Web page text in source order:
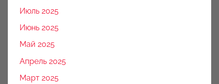
Июль 2025
Июнь 2025
Май 2025
Апрель 2025
Март 2025